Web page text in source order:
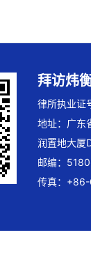
拜访炜
律所执业
地址：广东
润置地大厦
邮编：
传真：